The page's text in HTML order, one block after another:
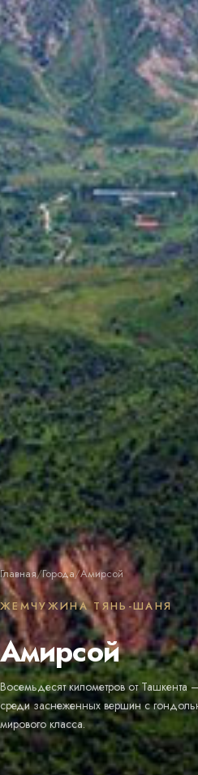
Главная/Города/Амирсой
ЖЕМЧУЖИНА ТЯНЬ-ШАНЯ
Амирсой
Восемьдесят километров от
среди заснеженных вершин с
мирового класса.